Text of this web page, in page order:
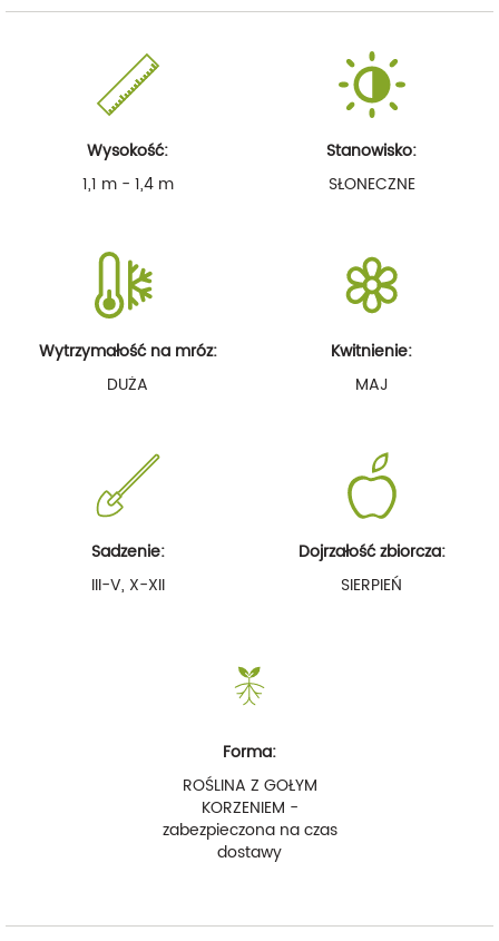
Wysokość:
1,1 m - 1,4 m
Stanowisko:
SŁONECZNE
Wytrzymałość na mróz:
DUŻA
Kwitnienie:
MAJ
Sadzenie:
III-V, X-XII
Dojrzałość zbiorcza:
SIERPIEŃ
Forma:
ROŚLINA Z GOŁYM
KORZENIEM -
zabezpieczona na czas
dostawy